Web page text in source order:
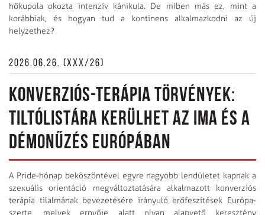
hőkupola okozta intenzív kánikula. De miben más ez, mint a
korábbiak, és hogyan tud a kontinens alkalmazkodni az új
helyzethez?
2026.06.26. (XXX/26)
KONVERZIÓS-TERÁPIA TÖRVÉNYEK:
TILTÓLISTÁRA KERÜLHET AZ IMA ÉS A
DÉMONŰZÉS EURÓPÁBAN
A Pride-hónap beköszöntével egyre nagyobb lendületet kapnak a
szexuális orientáció megváltoztatására alkalmazott konverziós
terápia tilalmának bevezetésére irányuló erőfeszítések Európa-
szerte, melyek ernyője alatt olyan alapvető keresztény